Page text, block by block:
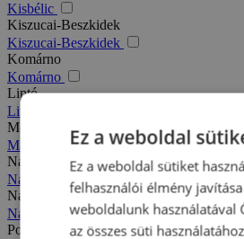
Kisbélic
Kiszucai-Beszkidek
Kiszucai-Beszkidek
Komárno
Komárno
Liptó
Liptó
Magas-Tátra
Magas-Tátra
Nagy-Fátra
Nagy-Fátra
Nagymegyer
Nagymegyer
Podhajska
Ez a weboldal
Ez a weboldal sütiket
felhasználói élmény
weboldalunk használatával
az összes süti